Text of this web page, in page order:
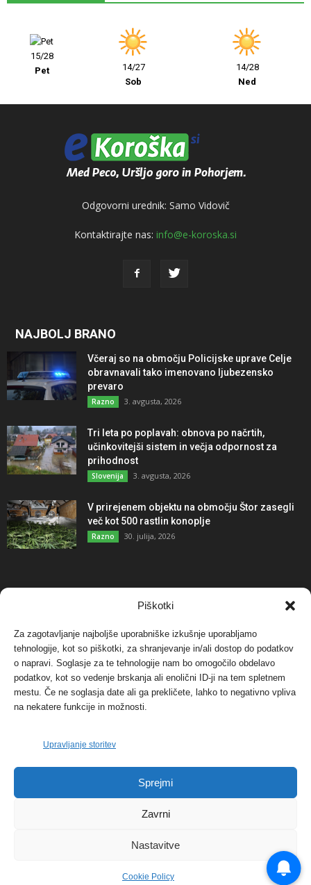
Piškotki
Za zagotavljanje najboljše uporabniške izkušnje uporabljamo
tehnologije, kot so piškotki, za shranjevanje in/ali dostop do podatkov
o napravi. Soglasje za te tehnologije nam bo omogočilo obdelavo
podatkov, kot so vedenje brskanja ali enolični ID-ji na tem spletnem
mestu. Če ne soglasja date ali ga prekličete, lahko to negativno vpliva
na nekatere funkcije in možnosti.
Upravljanje storitev
Sprejmi
Zavrni
Nastavitve
Cookie Policy
15/28
Pet
14/27
Sob
14/28
Ned
Odgovorni urednik: Samo Vidovič
Kontaktirajte nas: info@e-koroska.si
NAJBOLJ BRANO
Včeraj so na območju Policijske uprave Celje
obravnavali tako imenovano ljubezensko
prevaro
Razno 3. avgusta, 2026
Tri leta po poplavah: obnova po načrtih,
učinkovitejši sistem in večja odpornost za
prihodnost
Slovenija 3. avgusta, 2026
V prirejenem objektu na območju Štor zasegli
več kot 500 rastlin konoplje
Razno 30. julija, 2026
NAJBOLJ KOMENTIRANO
Protest proti vetrnim elektrarnam na Ojstrici, v
svetu pa vedno bolj...
Dogodki 12. maja, 2017
Tožilstvo v Celovcu v korist elektrarnam
Verbund
FOTO: Razstava cvetličarskega mojstra Andreja
Dogodki 27. novembra, 2017
© 2026 | eKoroška.si